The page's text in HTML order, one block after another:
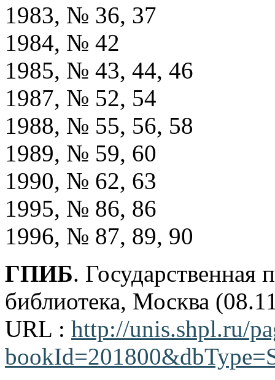
1983, № 36, 37
1984, № 42
1985, № 43, 44, 46
1987, № 52, 54
1988, № 55, 56, 58
1989, № 59, 60
1990, № 62, 63
1995, № 86, 86
1996, № 87, 89, 90
ГПИБ. Государственная
библиотека, Москва
URL : http://unis.shpl.ru/